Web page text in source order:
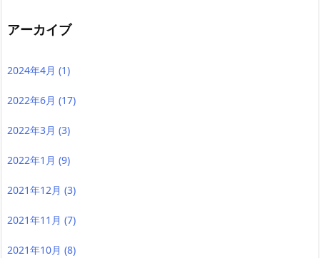
アーカイブ
2024年4月 (1)
2022年6月 (17)
2022年3月 (3)
2022年1月 (9)
2021年12月 (3)
2021年11月 (7)
2021年10月 (8)